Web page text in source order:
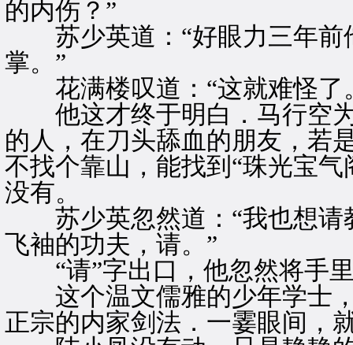
的内伤？”
苏少英道：“好眼力三年前
掌。”
花满楼叹道：“这就难怪了
他这才终于明白．马行空为
的人，在刀头舔血的朋友，若
不找个靠山，能找到“珠光宝
没有。
苏少英忽然道：“我也想请
飞袖的功夫，请。”
“请”字出口，他忽然将手里
这个温文儒雅的少年学士，
正宗的内家剑法．一霎眼间，